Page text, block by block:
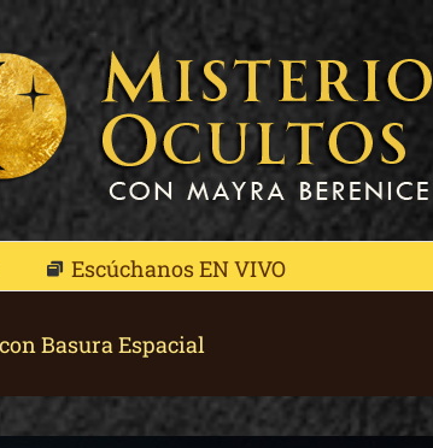
Escúchanos EN VIVO
Basura Espacial